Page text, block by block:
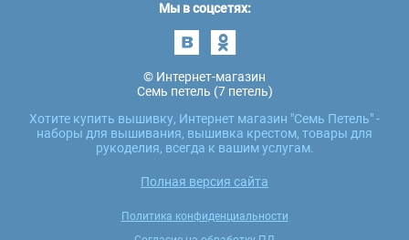
Мы в соцсетях:
© Интернет-магазин
Семь петель (7 петель)
Хотите купить вышивку, Интернет магазин "Семь Петель" -
наборы для вышивания, вышивка крестом, товары для
рукоделия, всегда к вашим услугам.
Полная версия сайта
Политика конфиденциальности